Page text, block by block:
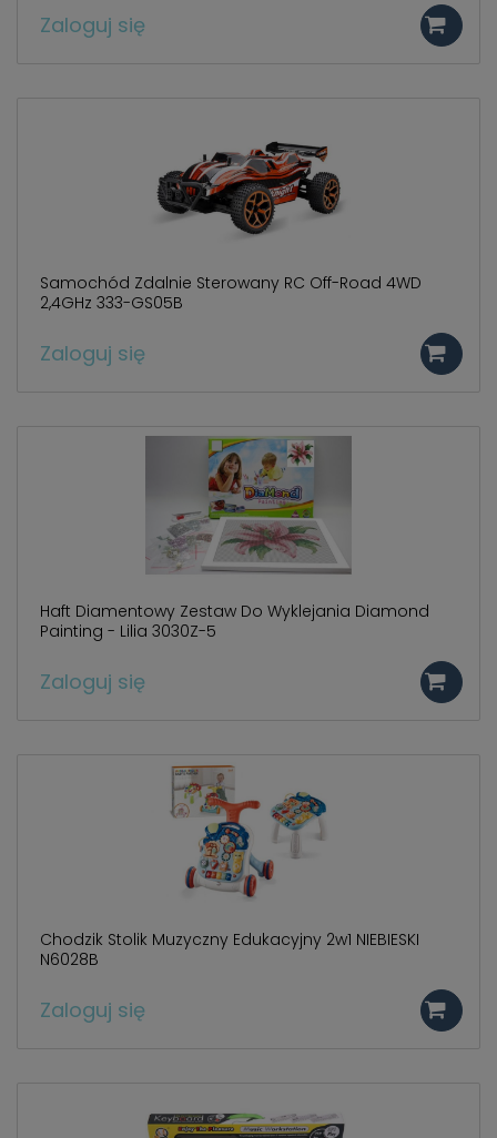
Zaloguj się
Samochód Zdalnie Sterowany RC Off-Road 4WD
2,4GHz 333-GS05B
Zaloguj się
Haft Diamentowy Zestaw Do Wyklejania Diamond
Painting - Lilia 3030Z-5
Zaloguj się
Chodzik Stolik Muzyczny Edukacyjny 2w1 NIEBIESKI
N6028B
Zaloguj się